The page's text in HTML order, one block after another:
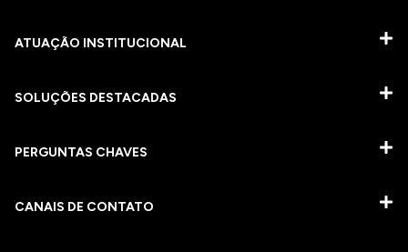
ATUAÇÃO INSTITUCIONAL
SOLUÇÕES DESTACADAS
PERGUNTAS CHAVES​
CANAIS DE CONTATO